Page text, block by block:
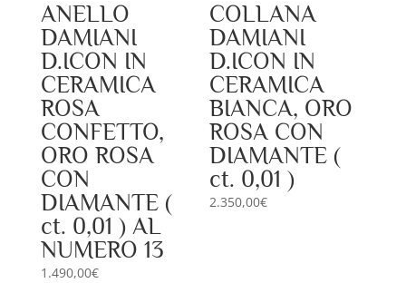
ANELLO
DAMIANI
D.ICON IN
CERAMICA
ROSA
CONFETTO,
ORO ROSA
CON
DIAMANTE (
ct. 0,01 ) AL
NUMERO 13
1.490,00€
COLLANA
DAMIANI
D.ICON IN
CERAMICA
BIANCA, ORO
ROSA CON
DIAMANTE (
ct. 0,01 )
2.350,00€